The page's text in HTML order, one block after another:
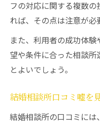
順
結婚相談所ス
ない
結婚相談所口
方法
法
結婚相談所口
フの対応に関する複数
れば、その点は注意が必
また、利用者の成功体
望や条件に合った相談
とよいでしょう。
結婚相談所口コミ嘘を
結婚相談所の口コミに